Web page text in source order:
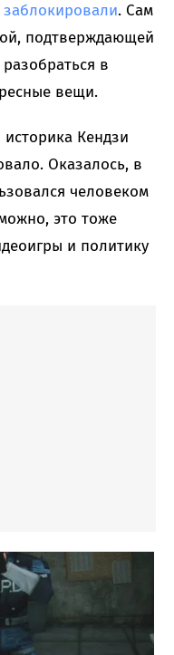
заблокировали. Сам
подтверждающей
в
вещи.
Кендзи
Оказалось, в
человеком
это тоже
и политику